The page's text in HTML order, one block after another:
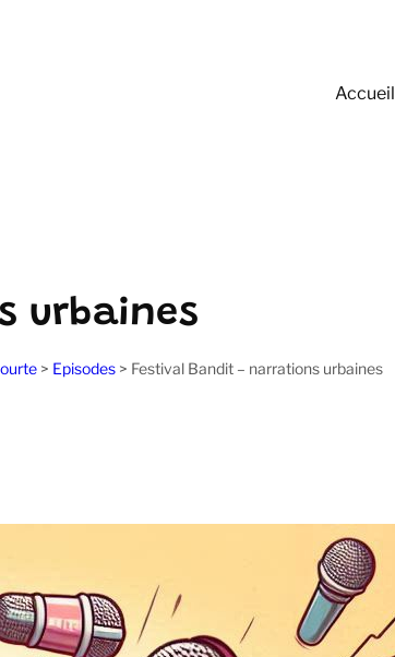
Accueil
urbaines
> Episodes > Festival Bandit – narrations urbaines